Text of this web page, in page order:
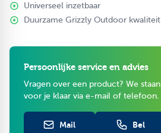
Universeel inzetbaar
Duurzame Grizzly Outdoor kwaliteit
Persoonlijke service en advies
Vragen over een product? We staan
voor je klaar via e-mail of telefoon.
Mail Bel